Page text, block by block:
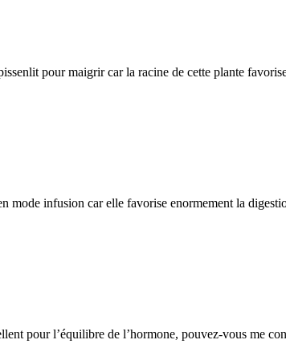
pour maigrir car la racine de cette plante
mode infusion car elle favorise enormement la
pour l’équilibre de l’hormone, pouvez-vous me